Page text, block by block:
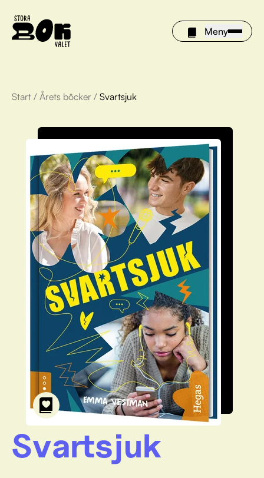
Meny
Årets böcker
Om Stora bokvalet
Olivia tipsar
Vinnare
FAQ
För bibliotek
Start / Årets böcker / Svartsjuk
Svartsjuk